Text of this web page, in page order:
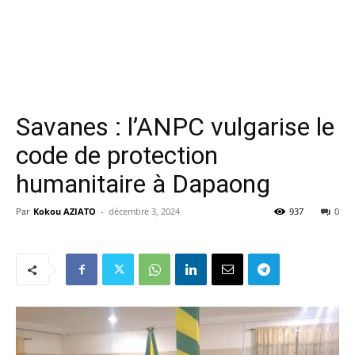
Savanes : l’ANPC vulgarise le
code de protection
humanitaire à Dapaong
Par Kokou AZIATO - décembre 3, 2024 0
937